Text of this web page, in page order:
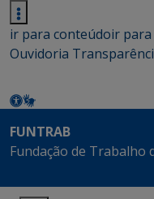
ir para conteúdoir para
Ouvidoria
FUNTRAB
Fundação de Trabalho